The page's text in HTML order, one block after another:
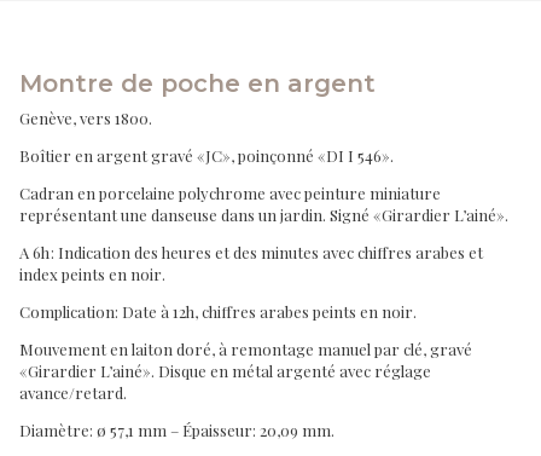
Montre de poche en argent
Genève, vers 1800.
Boîtier en argent gravé «JC», poinçonné «DI I 546».
Cadran en porcelaine polychrome avec peinture miniature
représentant une danseuse dans un jardin. Signé «Girardier L’ainé».
A 6h : Indication des heures et des minutes avec chiffres arabes et
index peints en noir.
Complication: Date à 12h, chiffres arabes peints en noir.
Mouvement en laiton doré, à remontage manuel par clé, gravé
«Girardier L’ainé». Disque en métal argenté avec réglage
avance/retard.
Diamètre: ø 57,1 mm – Épaisseur: 20,09 mm.